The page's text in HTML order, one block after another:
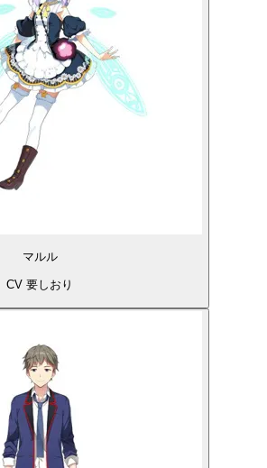
マルル
CV 要しおり